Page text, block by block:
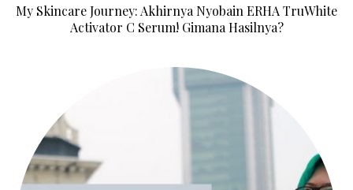
My Skincare Journey: Akhirnya Nyobain ERHA TruWhite
Activator C Serum! Gimana Hasilnya?